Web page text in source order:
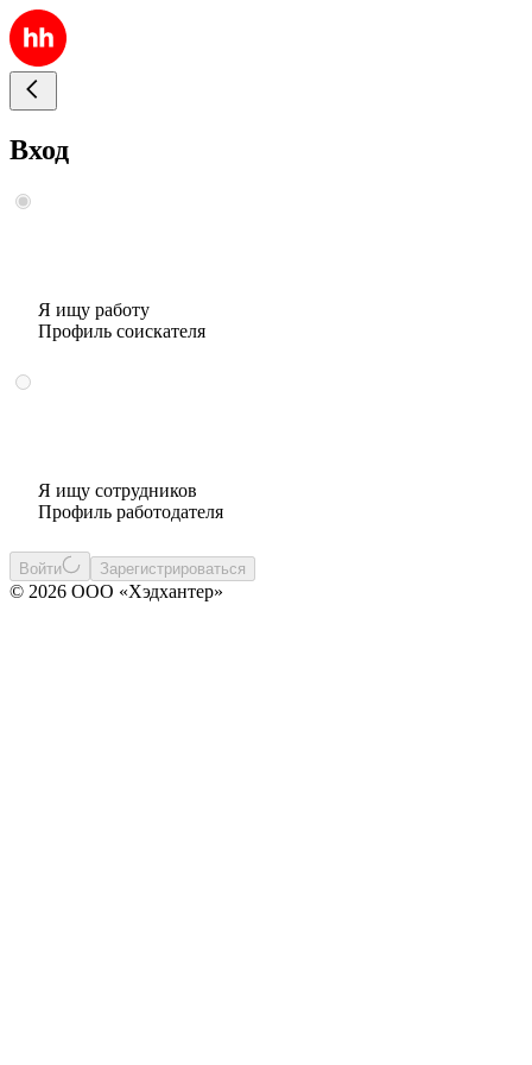
Вход
Я ищу работу
Профиль соискателя
Я ищу сотрудников
Профиль работодателя
Войти Зарегистрироваться
© 2026 ООО «Хэдхантер»